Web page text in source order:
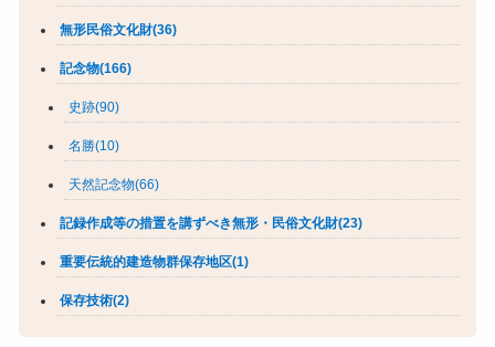
無形民俗文化財(36)
記念物(166)
史跡(90)
名勝(10)
天然記念物(66)
記録作成等の措置を講ずべき無形・民俗文化財(23)
重要伝統的建造物群保存地区(1)
保存技術(2)